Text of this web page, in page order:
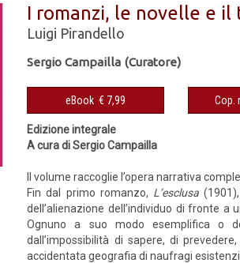
I romanzi, le novelle e
Luigi Pirandello
Sergio Campailla (Curatore)
eBook € 7,99
Edizione integrale
A cura di Sergio Campailla
Il volume raccoglie l’opera narrativa
Fin dal primo romanzo, L’esclusa
dell’alienazione dell’individuo di fronte
Ognuno a suo modo esemplifica o
dall’impossibilità di sapere, di
accidentata geografia di naufragi